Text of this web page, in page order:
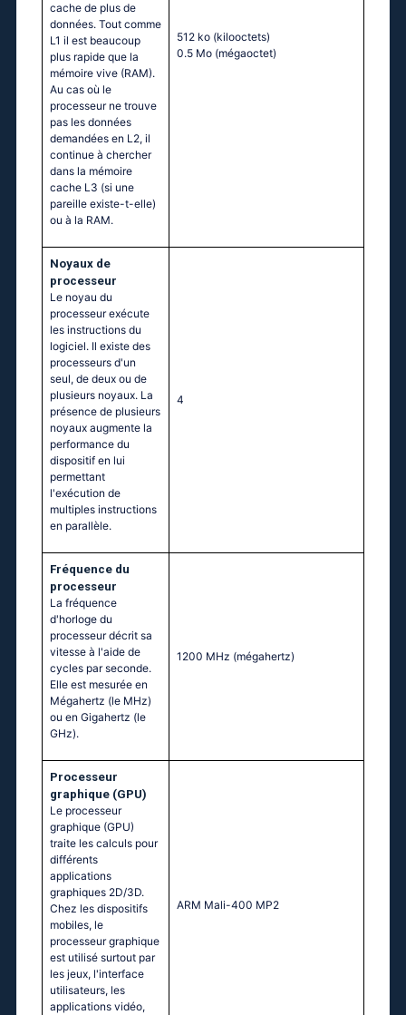
cache de plus de
données. Tout comme
L1 il est beaucoup
plus rapide que la
mémoire vive (RAM).
Au cas où le
processeur ne trouve
pas les données
demandées en L2, il
continue à chercher
dans la mémoire
cache L3 (si une
pareille existe-t-elle)
ou à la RAM.
512 ko (kilooctets)
0.5 Mo (mégaoctet)
Noyaux de
processeur
Le noyau du
processeur exécute
les instructions du
logiciel. Il existe des
processeurs d'un
seul, de deux ou de
plusieurs noyaux. La
présence de plusieurs
noyaux augmente la
performance du
dispositif en lui
permettant
l'exécution de
multiples instructions
en parallèle.
4
Fréquence du
processeur
La fréquence
d'horloge du
processeur décrit sa
vitesse à l'aide de
cycles par seconde.
Elle est mesurée en
Mégahertz (le MHz)
ou en Gigahertz (le
GHz).
1200 MHz (mégahertz)
Processeur
graphique (GPU)
Le processeur
graphique (GPU)
traite les calculs pour
différents
applications
graphiques 2D/3D.
Chez les dispositifs
mobiles, le
processeur graphique
est utilisé surtout par
les jeux, l'interface
utilisateurs, les
applications vidéo,
ARM Mali-400 MP2